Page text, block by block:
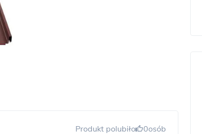
Produkt polubiło 0osób